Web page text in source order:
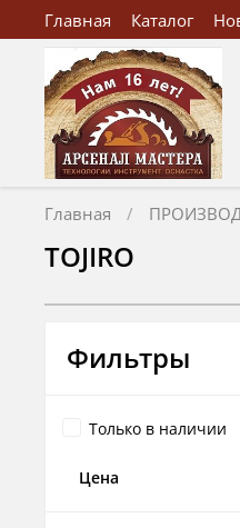
Главная Каталог
Главная
TOJIRO
Фильтры
Только в наличии
Цена